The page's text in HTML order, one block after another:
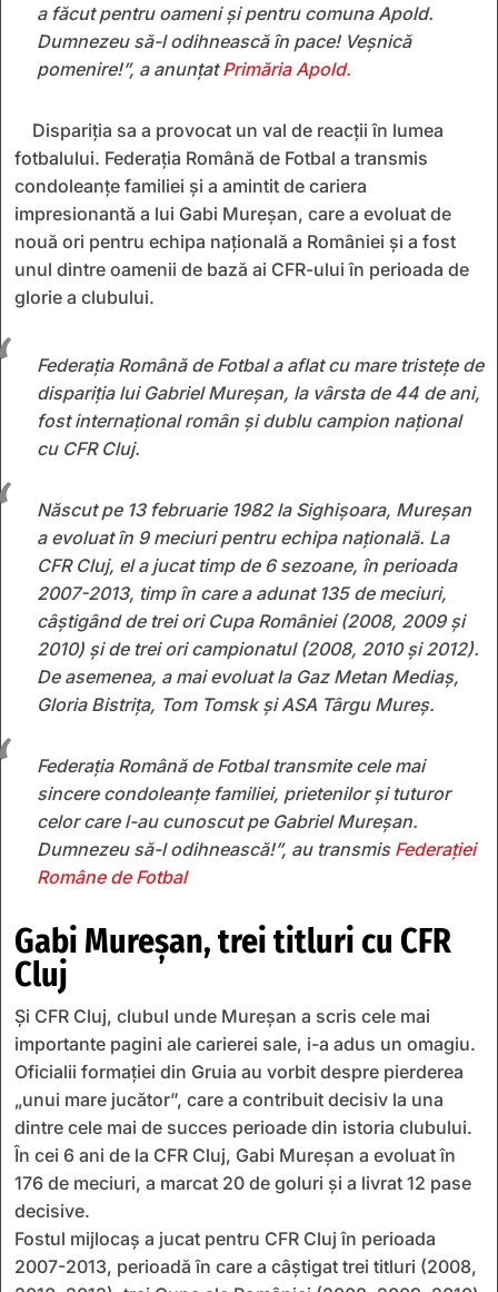
a făcut pentru oameni şi pentru comuna Apold.
Dumnezeu să-l odihnească în pace! Veşnică
pomenire!”, a anunţatPrimăria Apold.
Dispariția sa a provocat un val de reacții în lumea
fotbalului. Federația Română de Fotbal a transmis
condoleanțe familiei și a amintit de cariera
impresionantă a lui Gabi Mureșan, care a evoluat de
nouă ori pentru echipa națională a României și a fost
unul dintre oamenii de bază ai CFR-ului în perioada de
glorie a clubului.
Federația Română de Fotbal a aflat cu mare tristețe de
dispariția lui Gabriel Mureșan, la vârsta de 44 de ani,
fost internațional român și dublu campion național
cu CFR Cluj.
Născut pe 13 februarie 1982 la Sighișoara, Mureșan
a evoluat în 9 meciuri pentru echipa națională. La
CFR Cluj, el a jucat timp de 6 sezoane, în perioada
2007-2013, timp în care a adunat 135 de meciuri,
câștigând de trei ori Cupa României (2008, 2009 și
2010) și de trei ori campionatul (2008, 2010 și 2012).
De asemenea, a mai evoluat la Gaz Metan Mediaș,
Gloria Bistrița, Tom Tomsk și ASA Târgu Mureș.
Federația Română de Fotbal transmite cele mai
sincere condoleanțe familiei, prietenilor și tuturor
celor care l-au cunoscut pe Gabriel Mureșan.
Dumnezeu să-l odihnească!”, au transmis Federației
Române de Fotbal
Gabi Mureșan, trei titluri cu CFR
Cluj
Și CFR Cluj, clubul unde Mureșan a scris cele mai
importante pagini ale carierei sale, i-a adus un omagiu.
Oficialii formației din Gruia au vorbit despre pierderea
„unui mare jucător”, care a contribuit decisiv la una
dintre cele mai de succes perioade din istoria clubului.
În cei 6 ani de la CFR Cluj, Gabi Mureșan a evoluat în
176 de meciuri, a marcat 20 de goluri și a livrat 12 pase
decisive.
Fostul mijlocaș a jucat pentru CFR Cluj în perioada
2007-2013, perioadă în care a câștigat trei titluri (2008,